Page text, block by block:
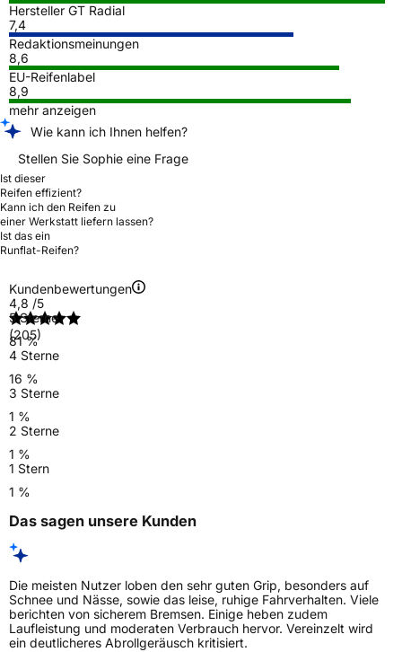
Hersteller GT Radial
7,4
Redaktionsmeinungen
8,6
EU-Reifenlabel
8,9
mehr anzeigen
Wie kann ich Ihnen helfen?
Stellen Sie Sophie eine Frage
Ist dieser
Reifen effizient?
Kann ich den Reifen zu
einer Werkstatt liefern lassen?
Ist das ein
Runflat-Reifen?
Kundenbewertungen
4,8 /5
(205)
5 Sterne
81 %
4 Sterne
16 %
3 Sterne
1 %
2 Sterne
1 %
1 Stern
1 %
Das sagen unsere Kunden
Die meisten Nutzer loben den sehr guten Grip, besonders auf
Schnee und Nässe, sowie das leise, ruhige Fahrverhalten. Viele
berichten von sicherem Bremsen. Einige heben zudem
Laufleistung und moderaten Verbrauch hervor. Vereinzelt wird
ein deutlicheres Abrollgeräusch kritisiert.